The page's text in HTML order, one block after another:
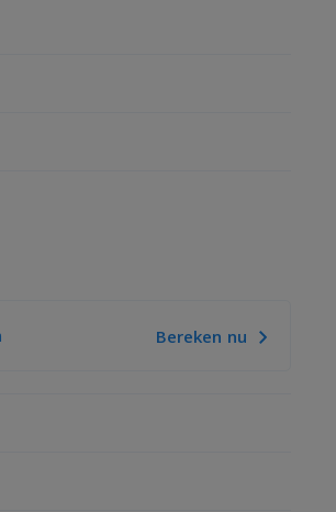
Bereken nu